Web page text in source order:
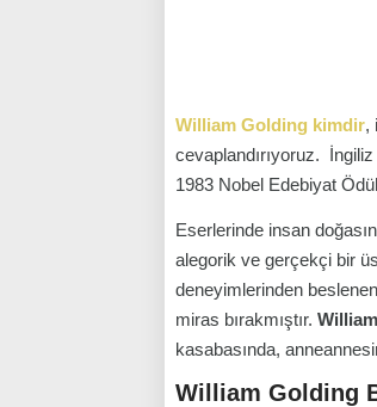
William Golding kimdir,
cevaplandırıyoruz.
1983 Nobel Edebiyat
Eserlerinde insan
alegorik ve gerçekçi bir
deneyimlerinden
miras bırakmıştır.
kasabasında,
William Golding